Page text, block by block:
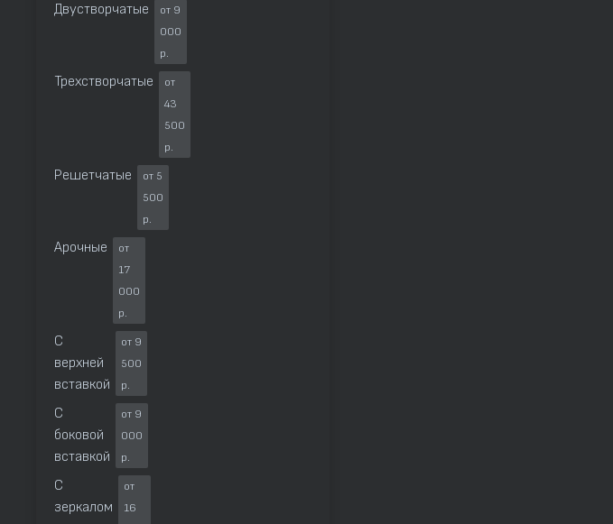
Двустворчатые
от 9
000
р.
Трехстворчатые
от
43
500
р.
Решетчатые
от 5
500
р.
Арочные
от
17
000
р.
С
верхней
вставкой
от 9
500
р.
С
боковой
вставкой
от 9
000
р.
С
зеркалом
от
16